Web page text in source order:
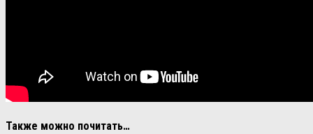
Также можно почитать…